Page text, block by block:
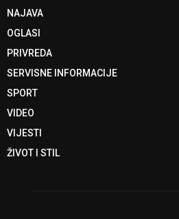
NAJAVA
OGLASI
PRIVREDA
SERVISNE INFORMACIJE
SPORT
VIDEO
VIJESTI
ŽIVOT I STIL